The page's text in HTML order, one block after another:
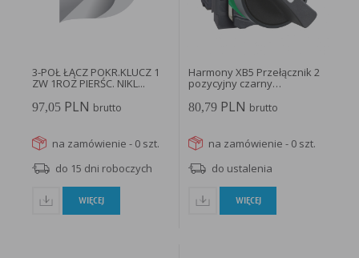
3-POŁ ŁĄCZ POKR.KLUCZ 1
ZW 1ROZ PIERŚC. NIKL...
97,05PLN brutto
na zamówienie - 0 szt.
do 15 dni roboczych
WIĘCEJ
Harmony XB5 Przełącznik 2
pozycyjny czarny
plastikowy...
80,79 PLN brutto
na zamówienie - 0 szt.
do ustalenia
WIĘCEJ